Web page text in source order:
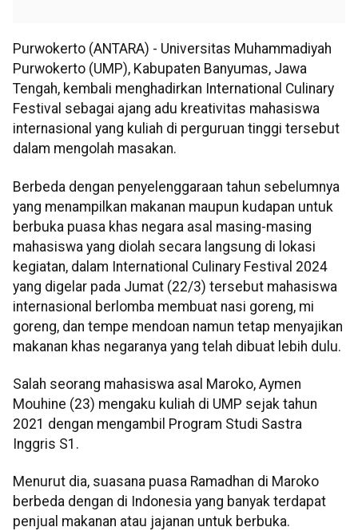
Purwokerto (ANTARA) - Universitas Muhammadiyah
Purwokerto (UMP), Kabupaten Banyumas, Jawa
Tengah, kembali menghadirkan International Culinary
Festival sebagai ajang adu kreativitas mahasiswa
internasional yang kuliah di perguruan tinggi tersebut
dalam mengolah masakan.
Berbeda dengan penyelenggaraan tahun sebelumnya
yang menampilkan makanan maupun kudapan untuk
berbuka puasa khas negara asal masing-masing
mahasiswa yang diolah secara langsung di lokasi
kegiatan, dalam International Culinary Festival 2024
yang digelar pada Jumat (22/3) tersebut mahasiswa
internasional berlomba membuat nasi goreng, mi
goreng, dan tempe mendoan namun tetap menyajikan
makanan khas negaranya yang telah dibuat lebih dulu.
Salah seorang mahasiswa asal Maroko, Aymen
Mouhine (23) mengaku kuliah di UMP sejak tahun
2021 dengan mengambil Program Studi Sastra
Inggris S1.
Menurut dia, suasana puasa Ramadhan di Maroko
berbeda dengan di Indonesia yang banyak terdapat
penjual makanan atau jajanan untuk berbuka.